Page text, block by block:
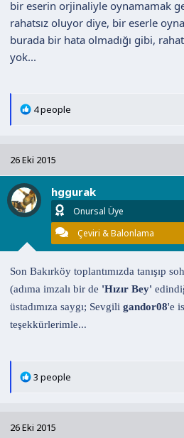
bir eserin orjinaliyle oynamamak
rahatsız oluyor diye, bir eserle
burada bir hata olmadığı gibi,
yok...
T
i
l
e
r
4 people
26 Eki 2015
hggurak
Onursal Üye
Çeviri & Balonlama
Son Bakırköy toplantımızda tanışıp
(adıma imzalı bir de 'Hızır Bey'
üstadımıza saygı; Sevgili gandor08'e
teşekkürlerimle...
T
i
3 people
26 Eki 2015